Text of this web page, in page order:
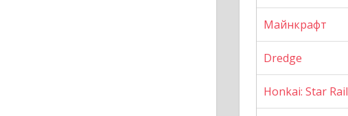
Майнкрафт
Dredge
Honkai: Star Rail